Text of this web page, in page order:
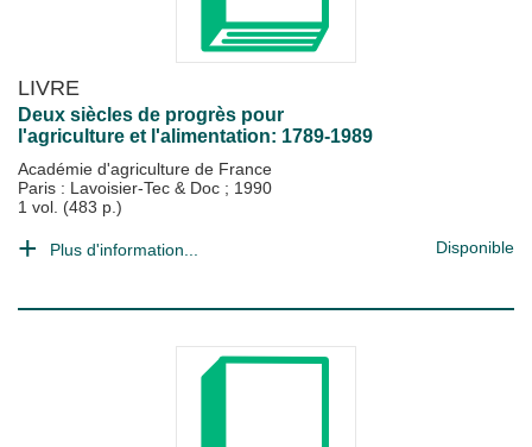
LIVRE
Deux siècles de progrès pour
l'agriculture et l'alimentation: 1789-1989
Académie d'agriculture de France
Paris : Lavoisier-Tec & Doc ; 1990
1 vol. (483 p.)
Plus d'information... Disponible